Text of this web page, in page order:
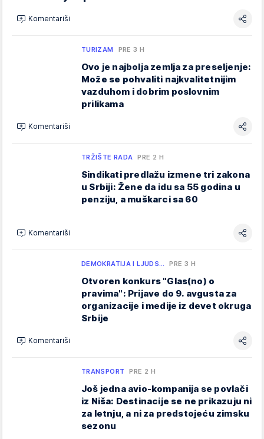
Komentariši
TURIZAM PRE 3 H
Ovo je najbolja zemlja za preseljenje:
Može se pohvaliti najkvalitetnijim
vazduhom i dobrim poslovnim
prilikama
Komentariši
TRŽIŠTE RADA PRE 2 H
Sindikati predlažu izmene tri zakona
u Srbiji: Žene da idu sa 55 godina u
penziju, a muškarci sa 60
Komentariši
DEMOKRATIJA I LJUDS… PRE 3 H
Otvoren konkurs "Glas(no) o
pravima": Prijave do 9. avgusta za
organizacije i medije iz devet okruga
Srbije
Komentariši
TRANSPORT PRE 2 H
Još jedna avio-kompanija se povlači
iz Niša: Destinacije se ne prikazuju ni
za letnju, a ni za predstojeću zimsku
sezonu